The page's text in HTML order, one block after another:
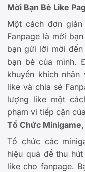
Mời Bạn Bè Like
Một cách đơn
Fanpage là mời
bạn gửi lời mời
bạn bè của mình.
khuyến khích
like và chia sẻ
lượng like một
phạm vi tiếp cận
Tổ Chức
Tổ chức các
hiệu quả để thu
like cho fanpage.